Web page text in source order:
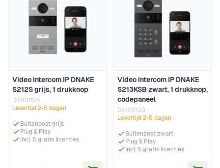
Video intercom IP DNAKE
S212S grijs, 1 drukknop
DK100105
Levertijd 2-5 dagen
Buitenpost grijs
Plug & Play
Incl. 5 gratis licenties
Video intercom IP DNAKE
S213KSB zwart, 1 drukknop,
codepaneel
DK100120
Levertijd 2-5 dagen
Buitenpost zwart
Plug & Play
Incl. 5 gratis licenties